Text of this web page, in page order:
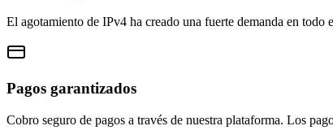
El agotamiento de IPv4 ha creado una fuerte demanda en
Pagos garantizados
Cobro seguro de pagos a través de nuestra plataforma. Los